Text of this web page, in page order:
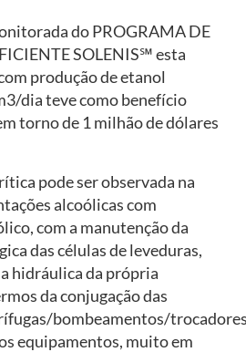
do PROGRAMA DE
SOLENIS℠ esta
produção de etanol
dia teve como benefício
torno de 1 milhão de dólares
pode ser observada na
alcoólicas com
com a manutenção da
das células de leveduras,
hidráulica da própria
da conjugação das
bombeamentos/
equipamentos, muito em